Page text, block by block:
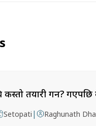
तयारी गर्ने? गएपछि
Setopati | Raghunath